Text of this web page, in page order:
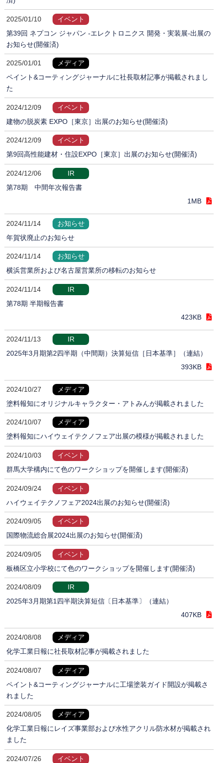
2025/01/10
イベント
第39回 ネプコン ジャパン -エレクトロニクス 開発・実装展-出展の
お知らせ(開催済)
2025/01/01
メディア
ペイント&コーティングジャーナルに社長取材記事が掲載されまし
た
2024/12/09
イベント
建物の脱炭素 EXPO［東京］出展のお知らせ(開催済)
2024/12/09
イベント
第9回高性能建材・住設EXPO［東京］出展のお知らせ(開催済)
2024/12/06
IR
第78期 中間年次報告書
1MB
2024/11/14
お知らせ
年賀状廃止のお知らせ
2024/11/14
お知らせ
横浜営業所および名古屋営業所の移転のお知らせ
2024/11/14
IR
第78期 半期報告書
423KB
2024/11/13
IR
2025年3月期第2四半期（中間期）決算短信［日本基準］（連結）
393KB
2024/10/27
メディア
塗料報知にオリジナルキャラクター・アトみんが掲載されました
2024/10/07
メディア
塗料報知にハイウェイテクノフェア出展の模様が掲載されました
2024/10/03
イベント
群馬大学構内にて色のワークショップを開催します(開催済)
2024/09/24
イベント
ハイウェイテクノフェア2024出展のお知らせ(開催済)
2024/09/05
イベント
国際物流総合展2024出展のお知らせ(開催済)
2024/09/05
イベント
板橋区立小学校にて色のワークショップを開催します(開催済)
2024/08/09
IR
2025年3月期第1四半期決算短信〔日本基準〕（連結）
407KB
2024/08/08
メディア
化学工業日報に社長取材記事が掲載されました
2024/08/07
メディア
ペイント&コーティングジャーナルに工場塗装ガイド開設が掲載さ
れました
2024/08/05
メディア
化学工業日報にレイズ事業部および水性アクリル防水材が掲載され
ました
2024/07/26
イベント